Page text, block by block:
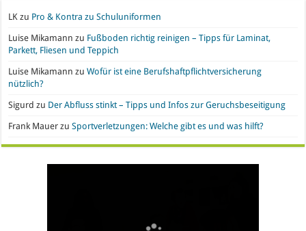
LK zu Pro & Kontra zu Schuluniformen
Luise Mikamann zu Fußboden richtig reinigen – Tipps für Laminat,
Parkett, Fliesen und Teppich
Luise Mikamann zuWofür ist eine Berufshaftpflichtversicherung
nützlich?
Sigurd zu Der Abfluss stinkt – Tipps und Infos zur Geruchsbeseitigung
Frank Mauer zuSportverletzungen: Welche gibt es und was hilft?